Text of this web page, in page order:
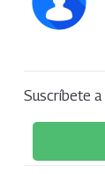
Suscríbete a